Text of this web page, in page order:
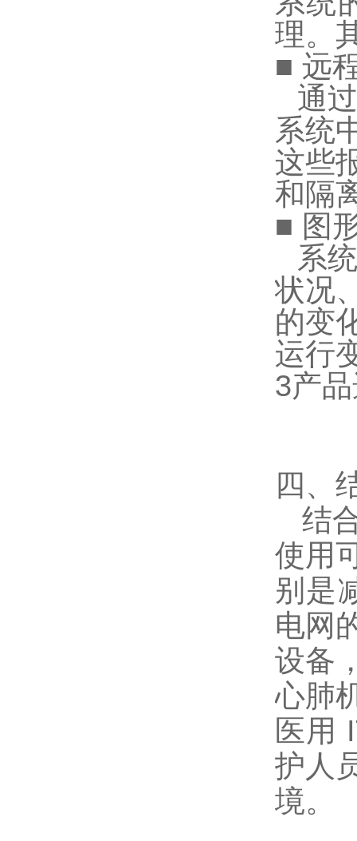
理。
■ 远
通
系统
这些
和隔
■ 图
系
状况
的变
运行
3产
四、
结
使用
别是
电网
设备
心肺
医用
护人
境。